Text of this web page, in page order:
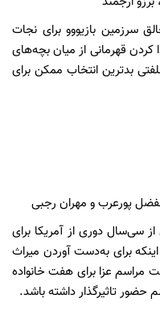
سرزمین بازیووو برای نجات
قهرمانی از میان بچه‌های
بدترین انتخاب ممکن برای
پورعرب و مهران رجبی
سی‌سال دوری از آمریکا برای
برای به‌دست آوردن میراث
عزا برای هفت خانواده
تاثیرگذار داشته باشد.